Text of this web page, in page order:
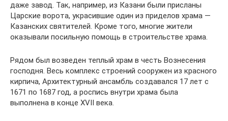
даже завод. Так, например, из Казани были присланы
Царские ворота, украсившие один из приделов храма —
Казанских святителей. Кроме того, многие жители
оказывали посильную помощь в строительстве храма.
Рядом был возведен теплый храм в честь Вознесения
господня. Весь комплекс строений сооружен из красного
кирпича, Архитектурный ансамбль создавался 17 лет с
1671 по 1687 год, а роспись внутри храма была
выполнена в конце XVII века.